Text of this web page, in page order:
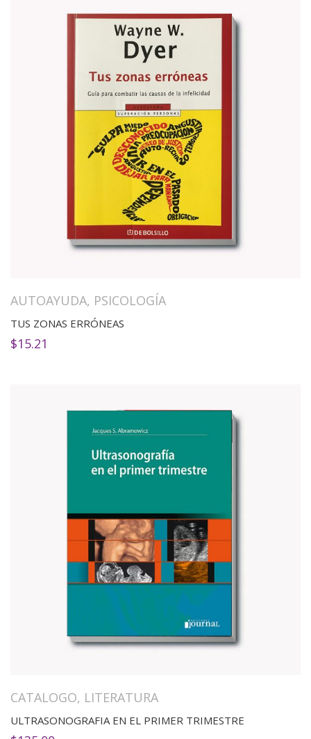
AUTOAYUDA, PSICOLOGÍA
TUS ZONAS ERRÓNEAS
$15.21
CATALOGO, LITERATURA
ULTRASONOGRAFIA EN EL PRIMER TRIMESTRE